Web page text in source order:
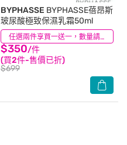
任選兩件享買一送一，數量請選2件
BYPHASSE BYPHASSE蓓昂斯
玻尿酸極致保濕乳霜50ml
$350/件
(買2件-售價已折)
$699
(0)